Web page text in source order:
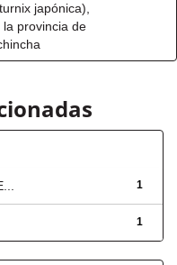
japónica),
la provincia de
1
1